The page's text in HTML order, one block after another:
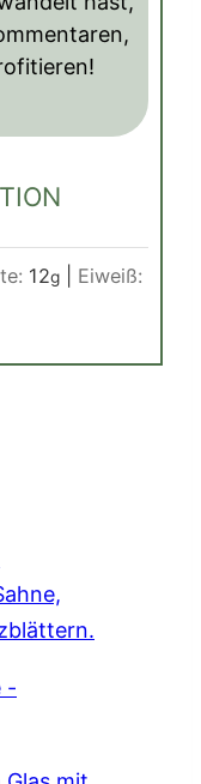
12g
Eiweiß:
-